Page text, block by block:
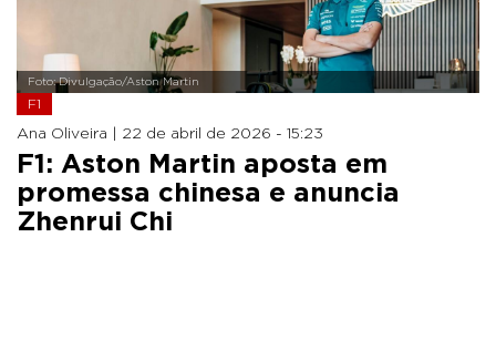
Foto: Divulgação/Aston Martin
F1
Ana Oliveira | 22 de abril de 2026 - 15:23
F1: Aston Martin aposta em
promessa chinesa e anuncia
Zhenrui Chi